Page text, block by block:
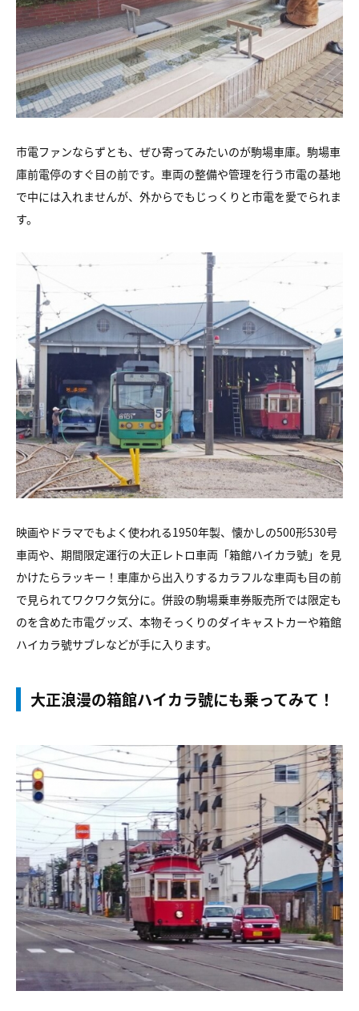
市電ファンならずとも、ぜひ寄ってみたいのが駒場車庫。駒場車
庫前電停のすぐ目の前です。車両の整備や管理を行う市電の基地
で中には入れませんが、外からでもじっくりと市電を愛でられま
す。
映画やドラマでもよく使われる1950年製、懐かしの500形530号
車両や、期間限定運行の大正レトロ車両「箱館ハイカラ號」を見
かけたらラッキー！車庫から出入りするカラフルな車両も目の前
で見られてワクワク気分に。併設の駒場乗車券販売所では限定も
のを含めた市電グッズ、本物そっくりのダイキャストカーや箱館
ハイカラ號サブレなどが手に入ります。
大正浪漫の箱館ハイカラ號にも乗ってみて！